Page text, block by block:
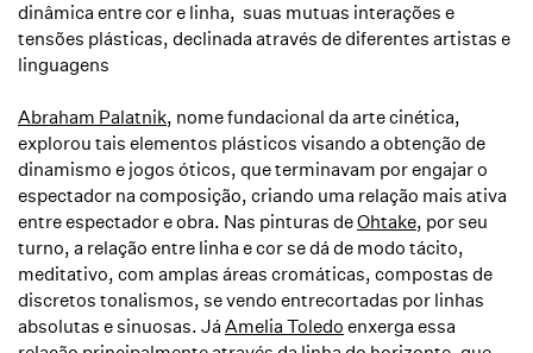
dinâmica entre cor e linha, suas mutuas interações e
tensões plásticas, declinada através de diferentes artistas e
linguagens
Abraham Palatnik, nome fundacional da arte cinética,
explorou tais elementos plásticos visando a obtenção de
dinamismo e jogos óticos, que terminavam por engajar o
espectador na composição, criando uma relação mais ativa
entre espectador e obra. Nas pinturas deOhtake, por seu
turno, a relação entre linha e cor se dá de modo tácito,
meditativo, com amplas áreas cromáticas, compostas de
discretos tonalismos, se vendo entrecortadas por linhas
absolutas e sinuosas. JáAmelia Toledo enxerga essa